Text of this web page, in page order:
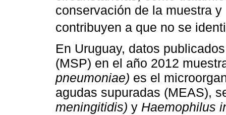
conservación de la muestra
contribuyen a que no se
En Uruguay, datos
(MSP) en el año 2012
pneumoniae) es el
agudas supuradas (MEAS),
meningitidis) y Haemophilus